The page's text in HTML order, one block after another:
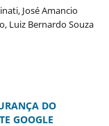
José Amancio
Luiz Bernardo Souza
DO
GOOGLE